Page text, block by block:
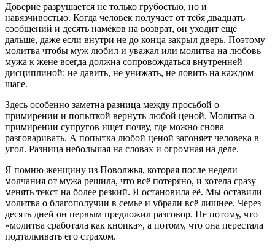
Доверие разрушается не только грубостью, но и
навязчивостью. Когда человек получает от тебя двадцать
сообщений и десять намёков на возврат, он уходит ещё
дальше, даже если внутри не до конца закрыл дверь. Поэтому
молитва чтобы муж любил и уважал или молитва на любовь
мужа к жене всегда должна сопровождаться внутренней
дисциплиной: не давить, не унижать, не ловить на каждом
шаге.
Здесь особенно заметна разница между просьбой о
примирении и попыткой вернуть любой ценой. Молитва о
примирении супругов ищет почву, где можно снова
разговаривать. А попытка любой ценой загоняет человека в
угол. Разница небольшая на словах и огромная на деле.
Я помню женщину из Поволжья, которая после недели
молчания от мужа решила, что всё потеряно, и хотела сразу
менять текст на более резкий. Я остановила её. Мы оставили
молитва о благополучии в семье и убрали всё лишнее. Через
десять дней он первым предложил разговор. Не потому, что
«молитва сработала как кнопка», а потому, что она перестала
подталкивать его страхом.